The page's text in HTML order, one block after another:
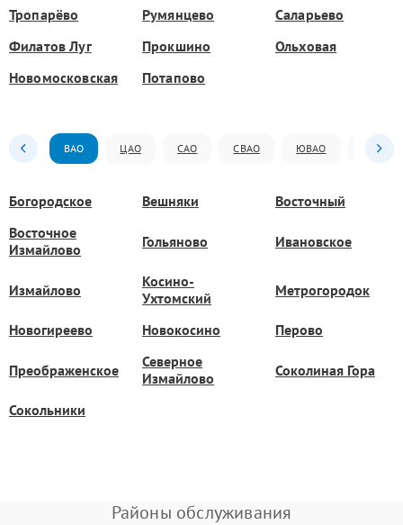
Тропарёво Румянцево
Саларьево
Филатов Луг
Прокшино
Ольховая
Новомосковская
Потапово
ВАО ЦАО САО СВАО ЮВАО ЮАО
Богородское Вешняки
Восточный
Восточное
Измайлово
Гольяново Ивановское
Измайлово
Косино-
Ухтомский
Метрогородок
Новогиреево Новокосино Перово
Преображенское
Северное
Измайлово
Соколиная Гора
Сокольники
Районы обслуживания